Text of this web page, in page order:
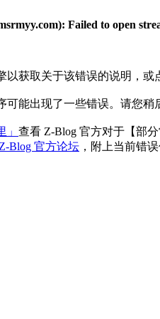
Failed to open
以获取关于该错误的说明，或
可能出现了一些错误。请您稍
」 查看 Z-Blog 官方对于【部
Z-Blog 官方论坛 ，附上当前错